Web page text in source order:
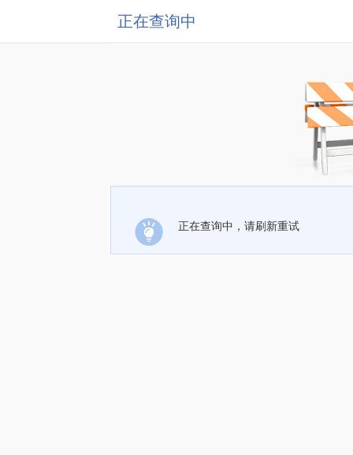
正在查询中
正在查询中，请刷新重试